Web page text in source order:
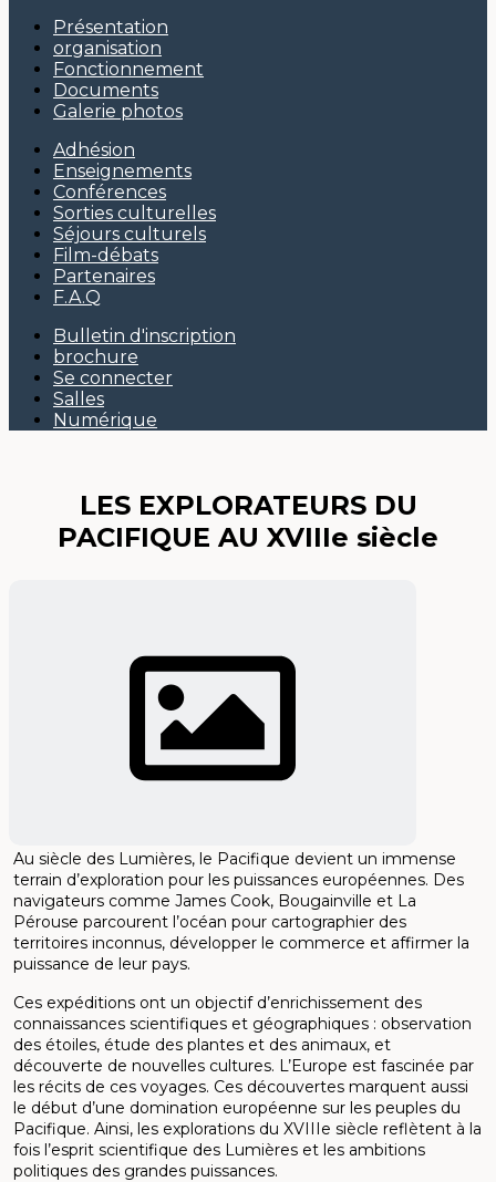
Présentation
organisation
Fonctionnement
Documents
Galerie photos
Adhésion
Enseignements
Conférences
Sorties culturelles
Séjours culturels
Film-débats
Partenaires
F.A.Q
Bulletin d'inscription
brochure
Se connecter
Salles
Numérique
LES EXPLORATEURS DU
PACIFIQUE AU XVIIIe siècle
Au siècle des Lumières, le Pacifique devient un immense
terrain d’exploration pour les puissances européennes. Des
navigateurs comme James Cook, Bougainville et La
Pérouse parcourent l’océan pour cartographier des
territoires inconnus, développer le commerce et affirmer la
puissance de leur pays.
Ces expéditions ont un objectif d’enrichissement des
connaissances scientifiques et géographiques : observation
des étoiles, étude des plantes et des animaux, et
découverte de nouvelles cultures. L’Europe est fascinée par
les récits de ces voyages. Ces découvertes marquent aussi
le début d’une domination européenne sur les peuples du
Pacifique. Ainsi, les explorations du XVIIIe siècle reflètent à la
fois l’esprit scientifique des Lumières et les ambitions
politiques des grandes puissances.